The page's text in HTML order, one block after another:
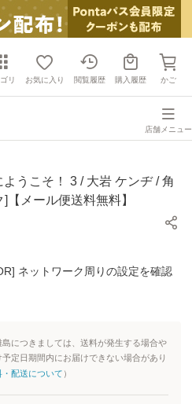
リ お気に入り 閲覧履歴 購入履歴 かご
店舗メニュー
ようこそ！ 3 / 大岩 ケンヂ / 角
【メール便送料無料】
ネットワーク周りの設定を確認
につきましては、送料が発生する場合や
定日期間内にお届けできない場合があり
・配送について ）